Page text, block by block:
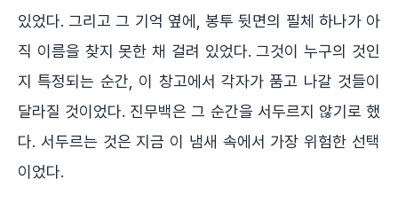
있었다. 그리고 그 기억 옆에, 봉투 뒷면의 필체 하나가 아
직 이름을 찾지 못한 채 걸려 있었다. 그것이 누구의 것인
지 특정되는 순간, 이 창고에서 각자가 품고 나갈 것들이
달라질 것이었다. 진무백은 그 순간을 서두르지 않기로 했
다. 서두르는 것은 지금 이 냄새 속에서 가장 위험한 선택
이었다.